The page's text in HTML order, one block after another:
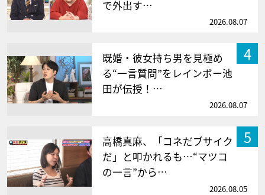
で外出す…
2026.08.07
4
既婚・彼女持ち男を見極め
る“一言質問”をレインボー池
田が伝授！…
2026.08.07
5
高橋真麻、「コネだブサイク
だ」と叩かれるも…“マツコ
の一言”から…
2026.08.05